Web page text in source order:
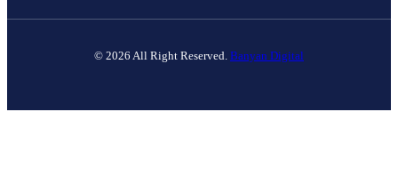
© 2026 All Right Reserved. Banyan Digital